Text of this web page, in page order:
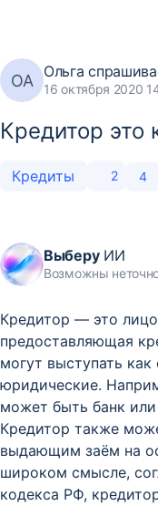
ОА Ольга
16 октября 2020
Кредитор это
Кредиты 2 4
ВыберуИИ
Возможны
Кредитор — это
предоставляющая
могут выступать
юридические.
может быть банк
Кредитор также
выдающим заём на
широком смысле,
кодекса РФ,